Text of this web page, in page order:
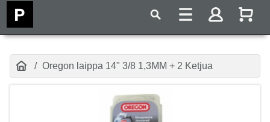
Oregon laippa 14" 3/8 1,3MM + 2 Ketjua